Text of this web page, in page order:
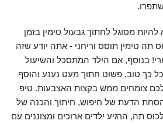
מסוגל לחתוך גבעול טימין בזמן
תה טימין תוסס וריחני - אתה יודע שזה
בנוסף, אם הילד המתסכל והשיעול
כך טוב, פשוט חתוך מעט נענע והוסף
צומחים ממש בקצות האצבעות. טיפ
ל -5 ילדים, הסחת הדעת של חיפוש, חיתוך והכנה של
תה, הרגיע ילדים ארוכים ומצוננים עם